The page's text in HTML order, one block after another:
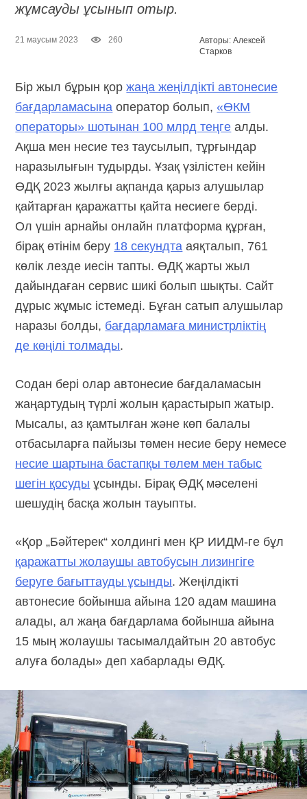
жұмсауды ұсынып отыр.
21 маусым 2023 260
Авторы: Алексей
Старков
Бір жыл бұрын қоржаңа жеңілдікті автонесие
бағдарламасына оператор болып,«ӨКМ
операторы» шотынан 100 млрд теңге алды.
Ақша мен несие тез таусылып, тұрғындар
наразылығын тудырды. Ұзақ үзілістен кейін
ӨДҚ 2023 жылғы ақпанда қарыз алушылар
қайтарған қаражатты қайта несиеге берді.
Ол үшін арнайы онлайн платформа құрған,
бірақ өтінім беру 18 секундта аяқталып, 761
көлік лезде иесін тапты. ӨДҚ жарты жыл
дайындаған сервис шикі болып шықты. Сайт
дұрыс жұмыс істемеді. Бұған сатып алушылар
наразы болды, бағдарламаға министрліктің
де көңілі толмады.
Содан бері олар автонесие бағдаламасын
жаңартудың түрлі жолын қарастырып жатыр.
Мысалы, аз қамтылған және көп балалы
отбасыларға пайызы төмен несие беру немесе
несие шартына бастапқы төлем мен табыс
шегін қосуды ұсынды. Бірақ ӨДҚ мәселені
шешудің басқа жолын тауыпты.
«Қор „Бәйтерек“ холдингі мен ҚР ИИДМ-ге бұл
қаражатты жолаушы автобусын лизингіге
беруге бағыттауды ұсынды. Жеңілдікті
автонесие бойынша айына 120 адам машина
алады, ал жаңа бағдарлама бойынша айына
15 мың жолаушы тасымалдайтын 20 автобус
алуға болады» деп хабарлады ӨДҚ.